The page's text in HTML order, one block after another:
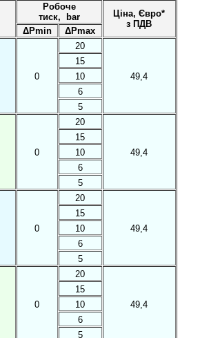
Робоче
тиск,
bar
Ціна, Євро*
з ПДВ
ΔPmin
ΔPmax
0
20
49,4
15
10
6
5
0
20
49,4
15
10
6
5
0
20
49,4
15
10
6
5
0
20
49,4
15
10
6
5